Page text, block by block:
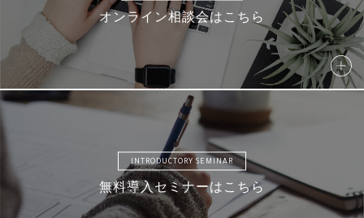
AMD17 AMD20
AMD23
オンライン相談会はこちら
INTRODUCTORY SEMINAR
無料導入セミナーはこちら